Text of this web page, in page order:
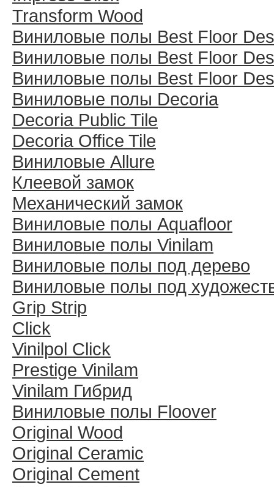
Transform Wood
Виниловые полы Best Floor
Виниловые полы Best Floor
Виниловые полы Best Floor
Виниловые полы Decoria
Decoria Public Tile
Decoria Office Tile
Виниловые Allure
Клеевой замок
Механический замок
Виниловые полы Aquafloor
Виниловые полы Vinilam
Виниловые полы под дерево
Виниловые полы под
Grip Strip
Click
Vinilpol Click
Prestige Vinilam
Vinilam Гибрид
Виниловые полы Floover
Original Wood
Original Ceramic
Original Cement